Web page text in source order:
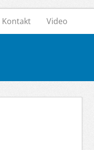
Kontakt Video